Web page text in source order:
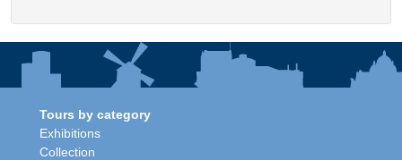
Tours by category
Exhibitions
Collection